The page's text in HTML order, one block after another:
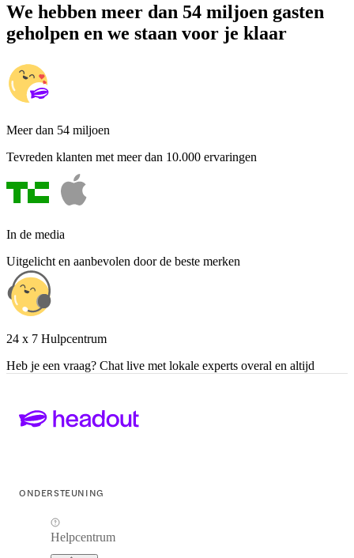
We hebben meer dan 54 miljoen gasten
geholpen en we staan voor je klaar
Meer dan 54 miljoen
Tevreden klanten met meer dan 10.000 ervaringen
In de media
Uitgelicht en aanbevolen door de beste merken
24 x 7 Hulpcentrum
Heb je een vraag? Chat live met lokale experts overal en altijd
ONDERSTEUNING
Helpcentrum